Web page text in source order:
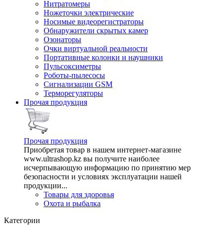
Нитратомеры
Ножеточки электрические
Носимые видеорегистраторы
Обнаружители скрытых камер
Озонаторы
Очки виртуальной реальности
Портативные колонки и наушники
Пульсоксиметры
Роботы-пылесосы
Сигнализации GSM
Терморегуляторы
Прочая продукция
Прочая продукция
Приобретая товар в нашем интернет-магазине
www.ultrashop.kz вы получите наиболее
исчерпывающую информацию по принятию мер
безопасности и условиях эксплуатации нашей
продукции...
Товары для здоровья
Охота и рыбалка
Категории